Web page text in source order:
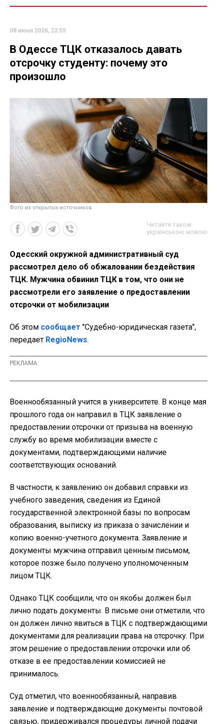
08 июня 2026, 22:55
В Одессе ТЦК отказалось давать
отсрочку студенту: почему это
произошло
Фото из открытых источников
Читайте також
українською мовою
Одесский окружной административный суд
рассмотрел дело об обжаловании бездействия
ТЦК. Мужчина обвинил ТЦК в том, что они не
рассмотрели его заявление о предоставлении
отсрочки от мобилизации
Об этом сообщает "Судебно-юридическая газета",
передает RegioNews.
Военнообязанный учится в университете. В конце мая
прошлого года он направил в ТЦК заявление о
предоставлении отсрочки от призыва на военную
службу во время мобилизации вместе с
документами, подтверждающими наличие
соответствующих оснований.
В частности, к заявлению он добавил справки из
учебного заведения, сведения из Единой
государственной электронной базы по вопросам
образования, выписку из приказа о зачислении и
копию военно-учетного документа. Заявление и
документы мужчина отправил ценным письмом,
которое позже было получено уполномоченным
лицом ТЦК.
Однако ТЦК сообщили, что он якобы должен был
лично подать документы. В письме они отметили, что
он должен лично явиться в ТЦК с подтверждающими
документами для реализации права на отсрочку. При
этом решение о предоставлении отсрочки или об
отказе в ее предоставлении комиссией не
принималось.
Суд отметил, что военнообязанный, направив
заявление и подтверждающие документы почтовой
связью, придерживался процедуры личной подачи